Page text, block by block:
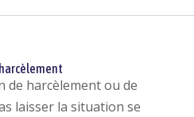
de harcèlement ou de
laisser la situation se